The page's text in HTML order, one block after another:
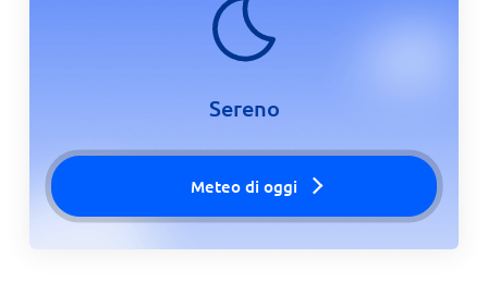
Sereno
Meteo di oggi